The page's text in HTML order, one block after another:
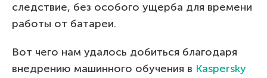
следствие, без особого ущерба для времени
работы от батареи.
Вот чего нам удалось добиться благодаря
внедрению машинного обучения в Kaspersky